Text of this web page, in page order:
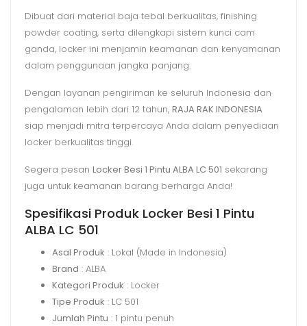
Dibuat dari material baja tebal berkualitas, finishing
powder coating, serta dilengkapi sistem kunci cam
ganda, locker ini menjamin keamanan dan kenyamanan
dalam penggunaan jangka panjang.
Dengan layanan pengiriman ke seluruh Indonesia dan
pengalaman lebih dari 12 tahun, RAJA RAK INDONESIA
siap menjadi mitra terpercaya Anda dalam penyediaan
locker berkualitas tinggi.
Segera pesan Locker Besi 1 Pintu ALBA LC 501 sekarang
juga untuk keamanan barang berharga Anda!
Spesifikasi Produk Locker Besi 1 Pintu
ALBA LC 501
Asal Produk : Lokal (Made in Indonesia)
Brand : ALBA
Kategori Produk : Locker
Tipe Produk : LC 501
Jumlah Pintu : 1 pintu penuh